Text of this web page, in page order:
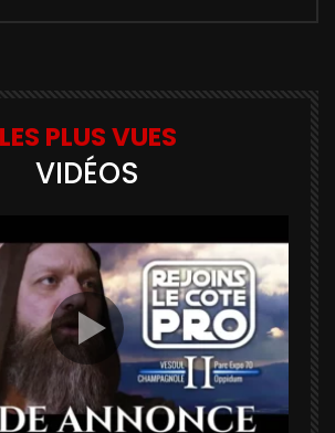
LES PLUS VUES
VIDÉOS